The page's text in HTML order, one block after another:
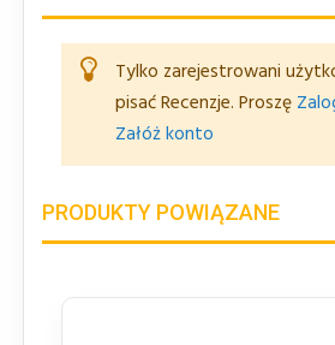
Tylko zarejestrowani
pisać Recenzje. Proszę
Załóż konto
PRODUKTY POWIĄZANE